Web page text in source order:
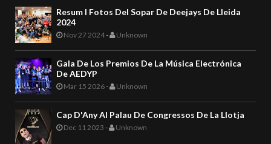
Resum I Fotos Del Sopar De Deejays De Lleida
2024
Nov 27 2024- Unknown
Gala De Los Premios De La Música Electrónica
De AEDYP
Mar 15 2026- Unknown
Cap D'Any Al Palau De Congressos De La Llotja
Dec 11 2023 - Unknown